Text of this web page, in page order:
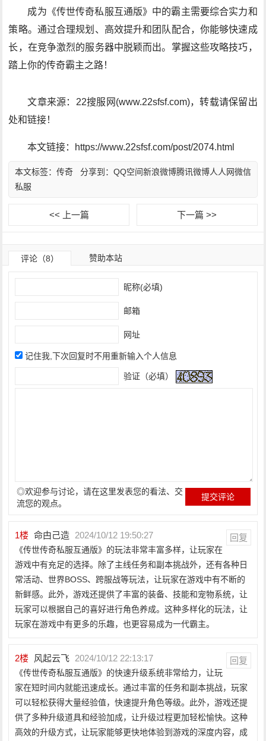
成为《传世传奇私服互通版》中的霸主需要综合实力和
策略。通过合理规划、高效提升和团队配合，你能够快速成
长，在竞争激烈的服务器中脱颖而出。掌握这些攻略技巧，
踏上你的传奇霸主之路！
文章来源：22搜服网(www.22sfsf.com)，转载请保留出
处和链接！
本文链接：https://www.22sfsf.com/post/2074.html
分享到： QQ空间新浪微博腾讯微博人人网微信
本文标签：传奇
私服
<< 上一篇 下一篇 >>
评论（8） 赞助本站
昵称(必填)
邮箱
网址
记住我,下次回复时不用重新输入个人信息
验证（必填）
◎欢迎参与讨论，请在这里发表您的看法、交
流您的观点。
1楼 命甴己造 2024/10/12 19:50:27 回复
《传世传奇私服互通版》的玩法非常丰富多样，让玩家在
游戏中有充足的选择。除了主线任务和副本挑战外，还有各种日
常活动、世界BOSS、跨服战等玩法，让玩家在游戏中有不断的
新鲜感。此外，游戏还提供了丰富的装备、技能和宠物系统，让
玩家可以根据自己的喜好进行角色养成。这种多样化的玩法，让
玩家在游戏中有更多的乐趣，也更容易成为一代霸主。
2楼 风起云飞 2024/10/12 22:13:17 回复
《传世传奇私服互通版》的快速升级系统非常给力，让玩
家在短时间内就能迅速成长。通过丰富的任务和副本挑战，玩家
可以轻松获得大量经验值，快速提升角色等级。此外，游戏还提
供了多种升级道具和经验加成，让升级过程更加轻松愉快。这种
高效的升级方式，让玩家能够更快地体验到游戏的深度内容，成